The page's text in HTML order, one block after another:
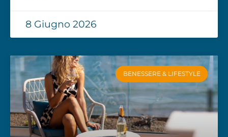
8 Giugno 2026
BENESSERE & LIFESTYLE